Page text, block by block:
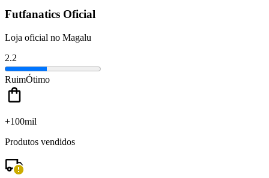
Futfanatics Oficial
Loja oficial no Magalu
2.2
RuimÓtimo
+100mil
Produtos vendidos